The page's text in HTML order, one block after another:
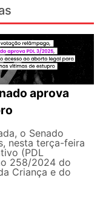
aprova
o Senado
nesta terça-feira
(PDL
258/2024 do
Criança e do